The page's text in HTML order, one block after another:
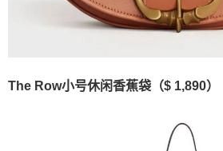
The Row小号休闲香蕉袋（$ 1,890）